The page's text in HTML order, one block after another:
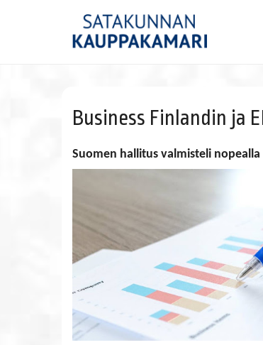
Business Finlandin ja
Suomen hallitus valmisteli